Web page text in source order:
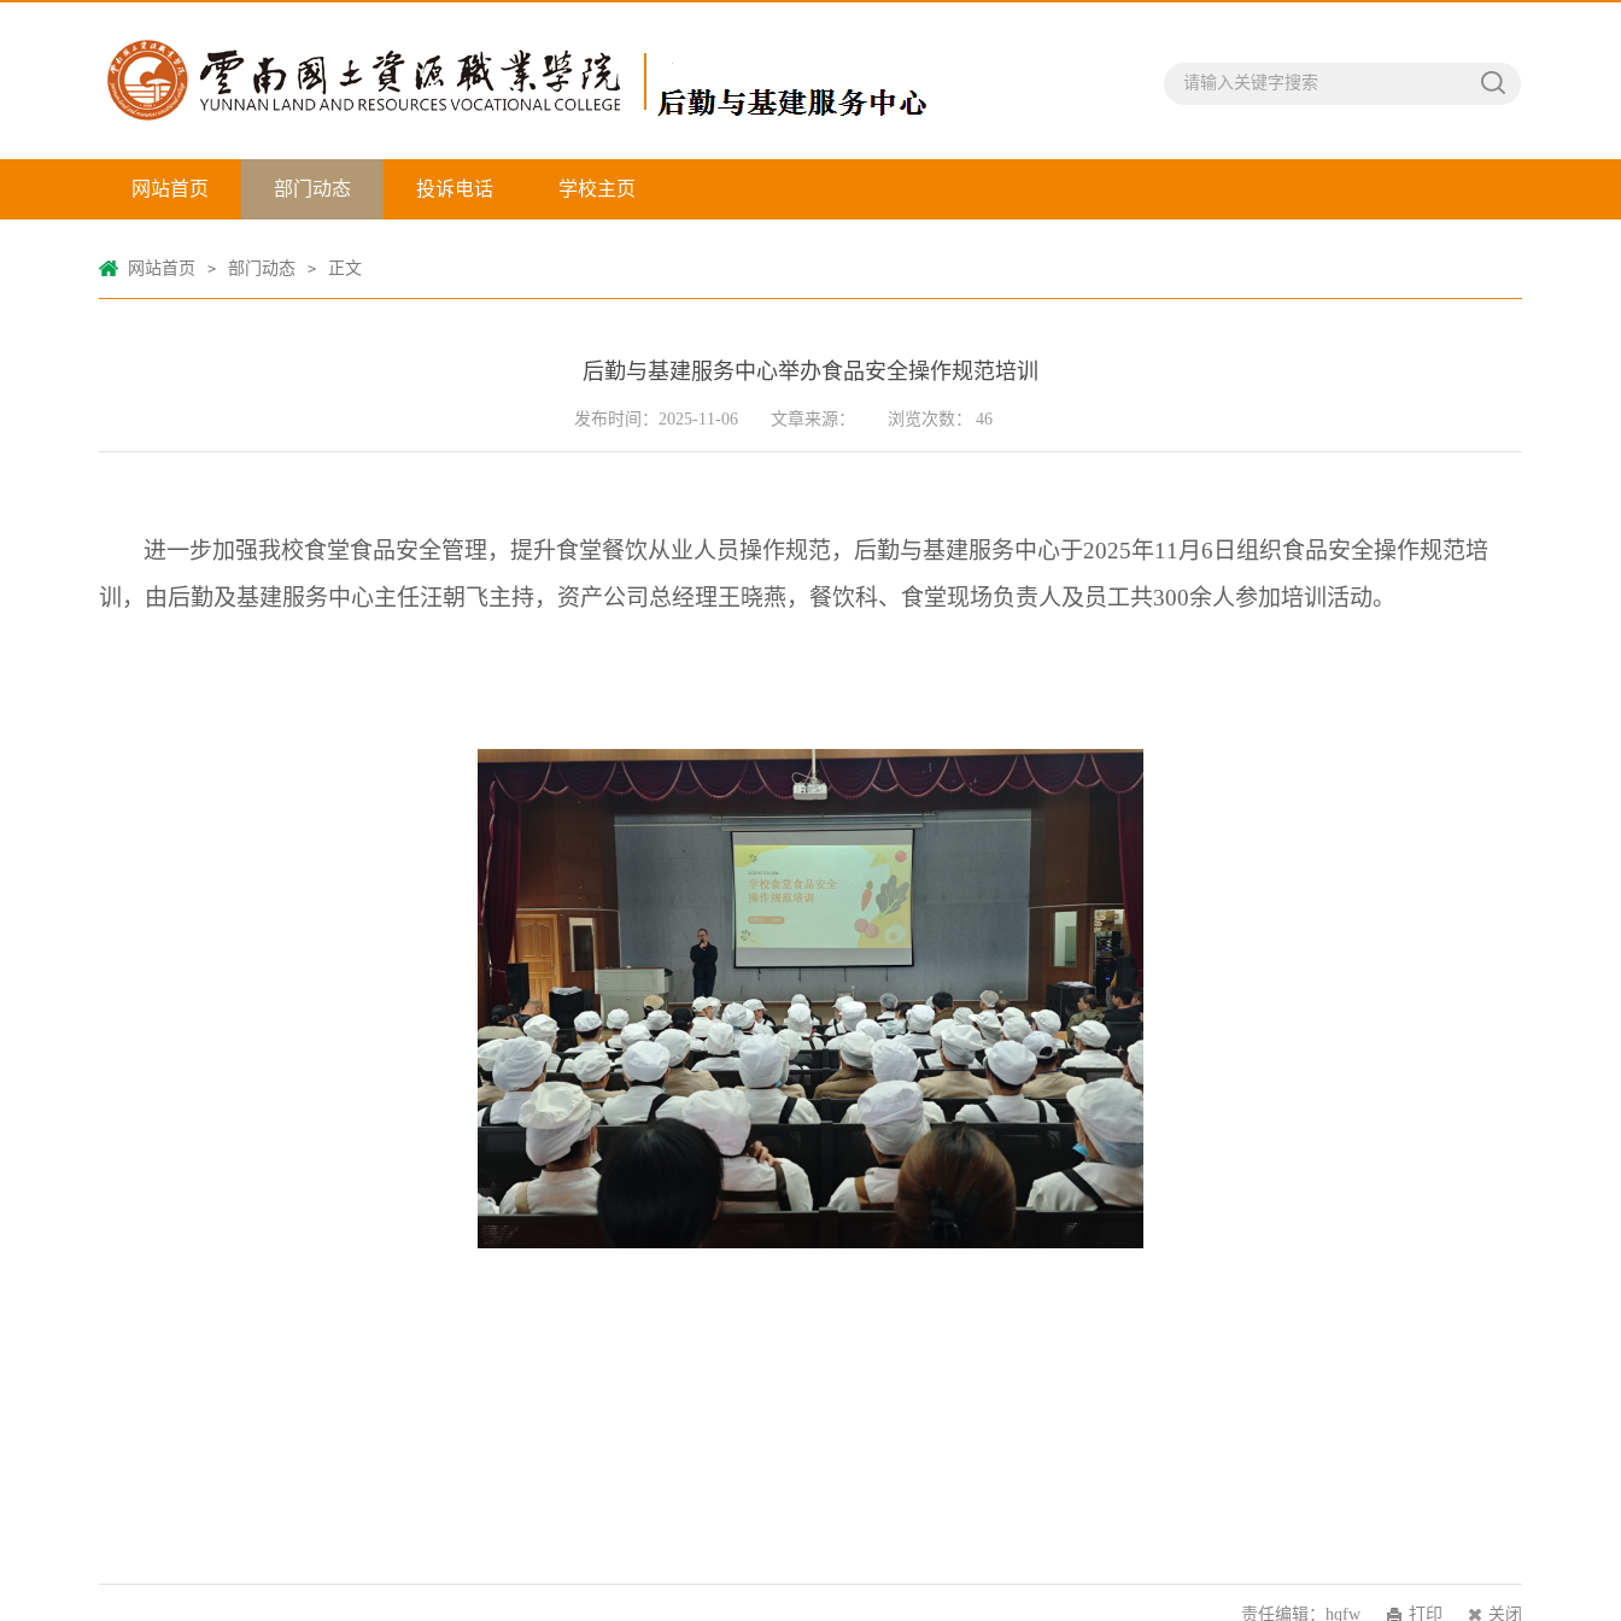
网站首页 部门动态 投诉电话 学校主页
网站首页 > 部门动态 > 正文
后勤与基建服务中心举办食品安全操作规范培训
发布时间：2025-11-06 文章来源： 浏览次数： 46
进一步加强我校食堂食品安全管理，提升食堂餐饮从业人员操作规范，后勤与基建服务中心于2025年11月6日组织食品安全操作规范培
训，由后勤及基建服务中心主任汪朝飞主持，资产公司总经理王晓燕，餐饮科、食堂现场负责人及员工共300余人参加培训活动。
关闭
打印
责任编辑：hqfw